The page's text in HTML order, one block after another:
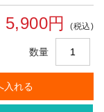
5,900円(税込)
数量